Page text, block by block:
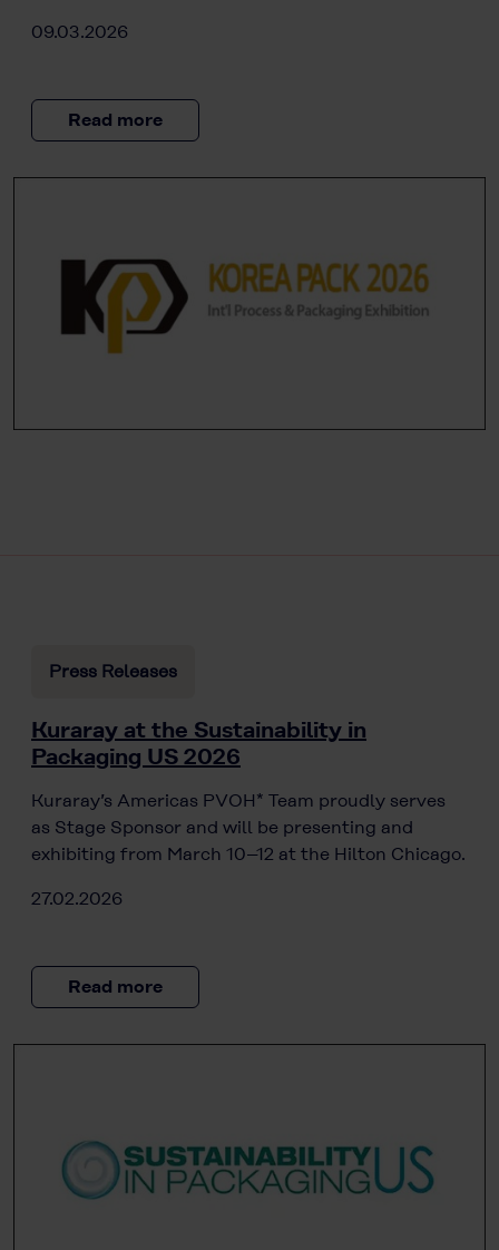
09.03.2026
Read more
Press Releases
Kuraray at the Sustainability in
Packaging US 2026
Kuraray’s Americas PVOH* Team proudly serves
as Stage Sponsor and will be presenting and
exhibiting from March 10–12 at the Hilton Chicago.
27.02.2026
Read more